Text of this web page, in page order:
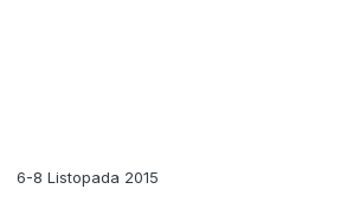
6-8 Listopada 2015